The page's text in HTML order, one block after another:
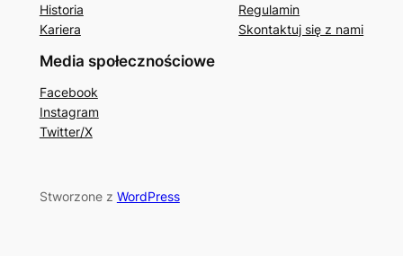
Historia
Kariera
Regulamin
Skontaktuj się z nami
Media społecznościowe
Facebook
Instagram
Twitter/X
Stworzone z WordPress